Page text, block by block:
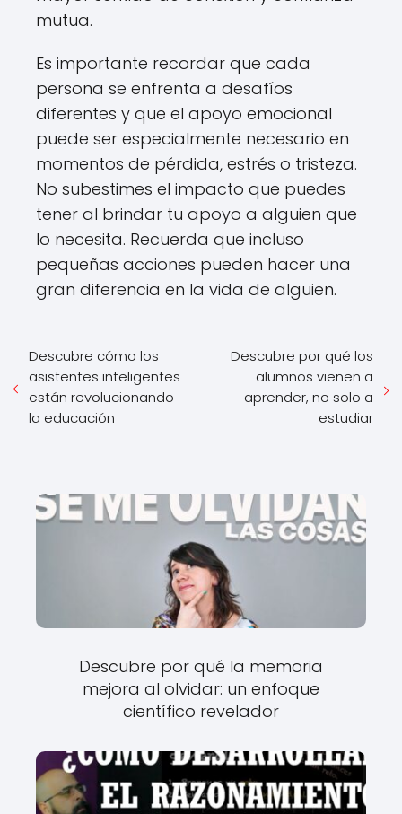
mutua.
Es importante recordar que cada
persona se enfrenta a desafíos
diferentes y que el apoyo emocional
puede ser especialmente necesario en
momentos de pérdida, estrés o tristeza.
No subestimes el impacto que puedes
tener al brindar tu apoyo a alguien que
lo necesita. Recuerda que incluso
pequeñas acciones pueden hacer una
gran diferencia en la vida de alguien.
Descubre cómo los
asistentes inteligentes
están revolucionando
la educación
Descubre por qué los
alumnos vienen a
aprender, no solo a
estudiar
Descubre por qué la memoria
mejora al olvidar: un enfoque
científico revelador